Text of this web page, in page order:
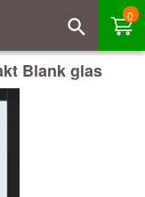
0
Blank glas